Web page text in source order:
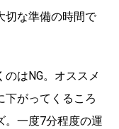
切な準備の時間で
はNG。オススメ
下がってくるころ
。一度7分程度の運